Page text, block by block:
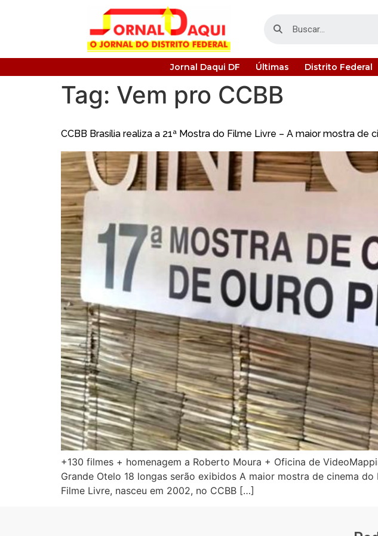
Jornal Daqui DF Últimas Distrito Federal
Tag: Vem pro CCBB
CCBB Brasília realiza a 21ª Mostra do Filme Livre – A maior mostra de
+130 filmes + homenagem a Roberto Moura + Oficina de
Grande Otelo 18 longas serão exibidos A maior mostra de cinema
Filme Livre, nasceu em 2002, no CCBB […]